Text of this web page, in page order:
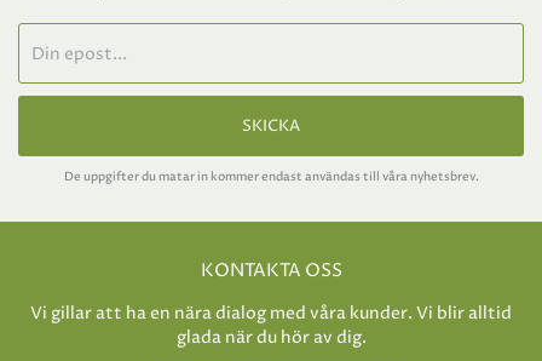
SKICKA
De uppgifter du matar in kommer endast användas till våra nyhetsbrev.
KONTAKTA OSS
Vi gillar att ha en nära dialog med våra kunder. Vi blir alltid
glada när du hör av dig.